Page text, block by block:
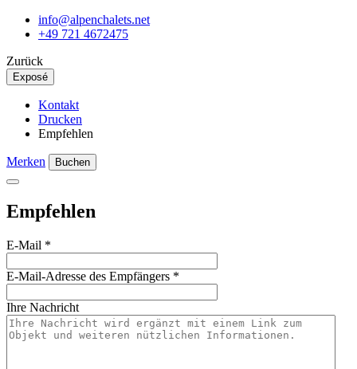
info@alpenchalets.net
+49 721 4672475
Zurück
Exposé
Kontakt
Drucken
Empfehlen
Merken Buchen
Empfehlen
E-Mail *
E-Mail-Adresse des Empfängers *
Ihre Nachricht